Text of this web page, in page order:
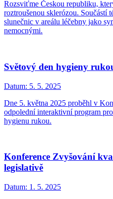
Rozsviťme Českou republiku,
roztroušenou sklerózou. Součástí
slunečnic v areálu léčebny jako
nemocnými.
Světový den hygieny
Datum: 5. 5. 2025
Dne 5. května 2025 proběhl v
odpolední interaktivní program
hygienu rukou.
Konference Zvyšování
legislativě
Datum: 1. 5. 2025